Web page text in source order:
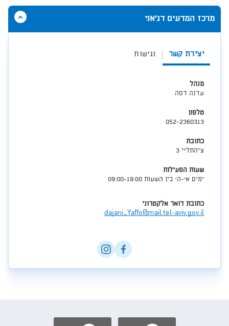
הסתר
תוכן
אודות
מרכז המדעים דג'אני
יצירת קשר נגישות
מנהל
עדנה דסה
טלפון
052-2360313
כתובת
ציהתל"י 3
שעות הפעילות
ימים א'-ה' בין השעות 09:00-19:00​
כתובת דואר אלקטרוני
dajani_Yaffo@mail.tel-aviv.gov.il